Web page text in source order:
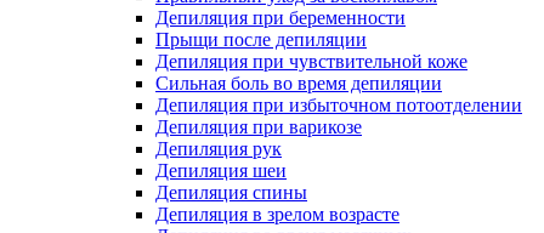
Депиляция при беременности
Прыщи после депиляции
Депиляция при чувствительной коже
Сильная боль во время депиляции
Депиляция при избыточном потоотделении
Депиляция при варикозе
Депиляция рук
Депиляция шеи
Депиляция спины
Депиляция в зрелом возрасте